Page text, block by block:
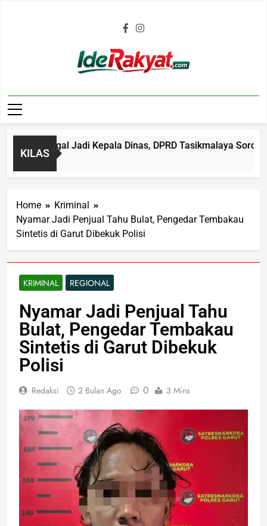
Iderakyat.com
KILAS
Gagal Jadi Kepala Dinas, DPRD Tasikmalaya Soroti
Home
Kriminal
Nyamar Jadi Penjual Tahu Bulat, Pengedar Tembakau
Sintetis di Garut Dibekuk Polisi
KRIMINAL REGIONAL
Nyamar Jadi Penjual Tahu
Bulat, Pengedar Tembakau
Sintetis di Garut Dibekuk
Polisi
Redaksi 2 Bulan Ago 0 3 Mins